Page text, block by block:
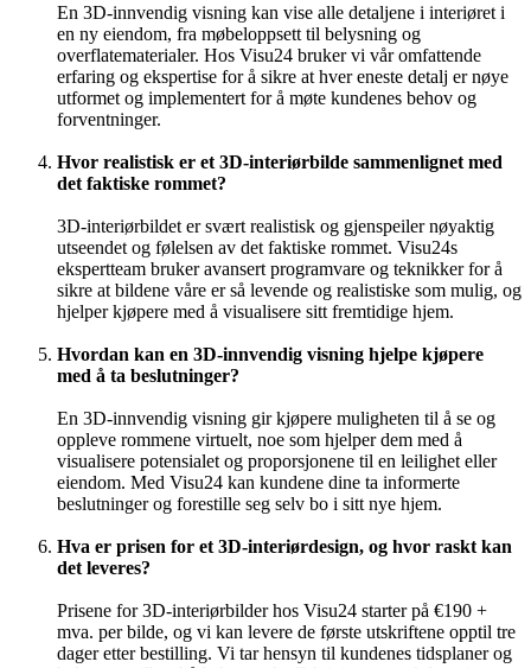
En 3D-innvendig visning kan vise alle detaljene i interiøret i
en ny eiendom, fra møbeloppsett til belysning og
overflatematerialer. Hos Visu24 bruker vi vår omfattende
erfaring og ekspertise for å sikre at hver eneste detalj er nøye
utformet og implementert for å møte kundenes behov og
forventninger.
Hvor realistisk er et 3D-interiørbilde sammenlignet med
det faktiske rommet?
3D-interiørbildet er svært realistisk og gjenspeiler nøyaktig
utseendet og følelsen av det faktiske rommet. Visu24s
ekspertteam bruker avansert programvare og teknikker for å
sikre at bildene våre er så levende og realistiske som mulig, og
hjelper kjøpere med å visualisere sitt fremtidige hjem.
Hvordan kan en 3D-innvendig visning hjelpe kjøpere
med å ta beslutninger?
En 3D-innvendig visning gir kjøpere muligheten til å se og
oppleve rommene virtuelt, noe som hjelper dem med å
visualisere potensialet og proporsjonene til en leilighet eller
eiendom. Med Visu24 kan kundene dine ta informerte
beslutninger og forestille seg selv bo i sitt nye hjem.
Hva er prisen for et 3D-interiørdesign, og hvor raskt kan
det leveres?
Prisene for 3D-interiørbilder hos Visu24 starter på €190 +
mva. per bilde, og vi kan levere de første utskriftene opptil tre
dager etter bestilling. Vi tar hensyn til kundenes tidsplaner og